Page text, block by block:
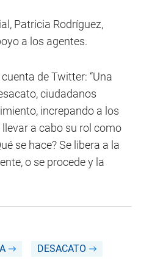
Patricia Rodríguez,
a los agentes.
de Twitter: “Una
ciudadanos
increpando a los
a cabo su rol como
se hace? Se libera a la
o se procede y la
DESACATO